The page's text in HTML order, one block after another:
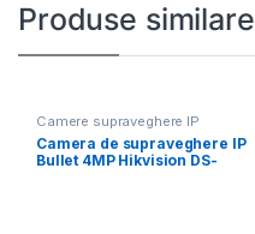
Produse similare
Camere supraveghere IP
Camera de supraveghere IP
Bullet 4MP Hikvision DS-